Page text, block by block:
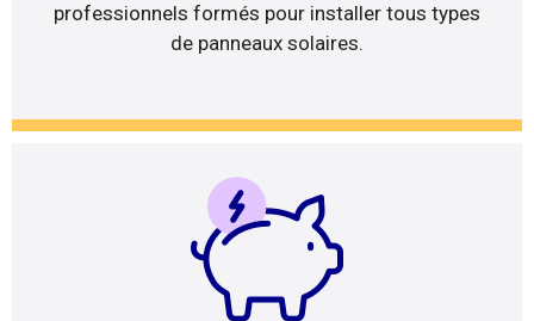
professionnels formés pour installer tous types
de panneaux solaires.